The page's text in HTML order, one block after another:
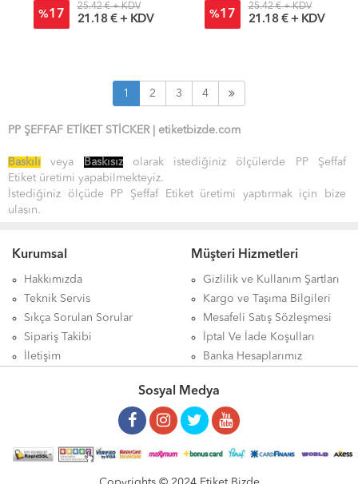
%17
25.42 € + KDV
21.18 € + KDV %17
25.42 € + KDV
21.18 € + KDV
1 2 3 4
PP ŞEFFAF ETİKET STİCKER etiketbizde.com
Baskılı veya Baskısızolarak istediğiniz ölçülerde
PP Şeffaf
Etiket üretimi yapabilmekteyiz.
İstediğiniz ölçüde
PP Şeffaf Etiketüretimi yaptırmak için bize
ulaşın.
Kullanım Alanları
Yapışkan Türleri
•
Kimya Sektörü
• Hotmelt [ Güçlü Yapışkan ]
• Tekstil Sektörü
• Nonperm [ İz Bırakmayan ]
• Gıda Sektörü • Deep Freeze [ Soğuğa Dayanıklı ]
Kurumsal
Hakkımızda
Teknik Servis
Sıkça Sorulan Sorular
Sipariş Takibi
İletişim
Müşteri Hizmetleri
Gizlilik ve Kullanım Şartları
Kargo ve Taşıma Bilgileri
Mesafeli Satış Sözleşmesi
İptal Ve İade Koşulları
Banka Hesaplarımız
Sosyal Medya